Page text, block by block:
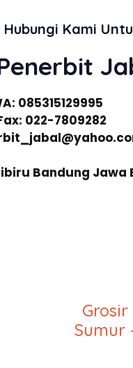
Kami
085315129995
022-7809282
Bandung Jawa
Sumur